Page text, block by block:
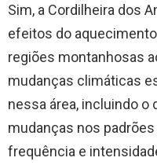
Sim, a Cordilheira dos
efeitos do
regiões montanhosas
mudanças climáticas
nessa área, incluindo o
mudanças nos
frequência e